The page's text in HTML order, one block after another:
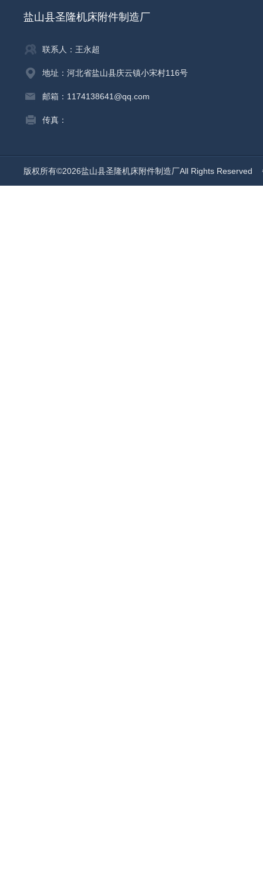
盐山县圣隆机床附件制造厂
联系人：王永超
地址：河北省盐山县庆云镇小宋村116号
邮箱：1174138641@qq.com
传真：
版权所有©2026盐山县圣隆机床附件制造厂All Rights Reserved